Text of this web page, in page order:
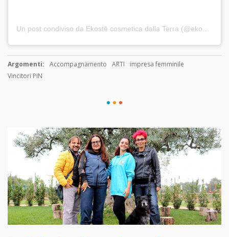
Argomenti: Accompagnamento ARTI
impresa femminile
Vincitori PIN